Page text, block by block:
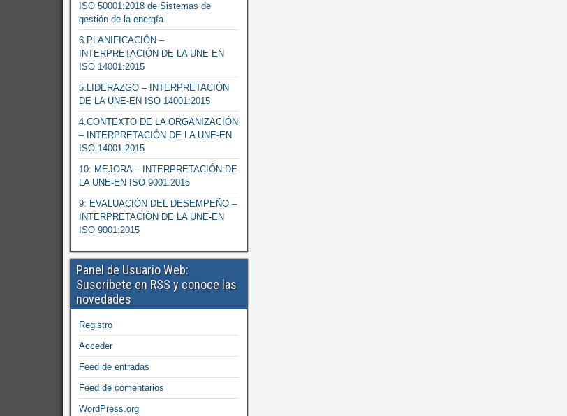
ISO 50001:2018 de Sistemas de
gestión de la energía
6.PLANIFICACIÓN –
INTERPRETACIÓN DE LA UNE-EN
ISO 14001:2015
5.LIDERAZGO – INTERPRETACIÓN
DE LA UNE-EN ISO 14001:2015
4.CONTEXTO DE LA ORGANIZACIÓN
– INTERPRETACIÓN DE LA UNE-EN
ISO 14001:2015
10: MEJORA – INTERPRETACIÓN DE
LA UNE-EN ISO 9001:2015
9: EVALUACIÓN DEL DESEMPEÑO –
INTERPRETACIÓN DE LA UNE-EN
ISO 9001:2015
Panel de Usuario Web:
Suscribete en RSS y conoce las
novedades
Registro
Acceder
Feed de entradas
Feed de comentarios
WordPress.org